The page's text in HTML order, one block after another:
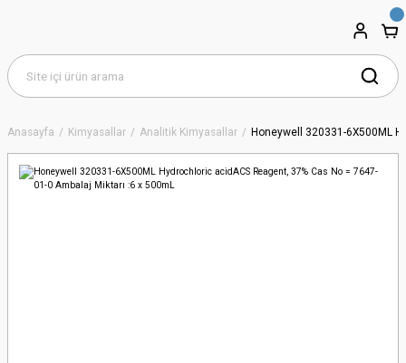
Anasayfa Kimyasallar Analitik Kimyasallar Honeywell 320331-6X500ML